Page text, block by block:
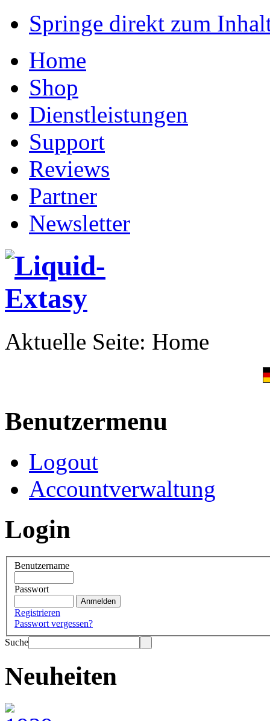
Springe direkt zum
Home
Shop
Dienstleistungen
Support
Reviews
Partner
Newsletter
Aktuelle Seite: Home
Benutzermenu
Logout
Accountverwaltung
Login
Benutzername
Passwort
Registrieren
Passwort vergessen?
Suche
Neuheiten